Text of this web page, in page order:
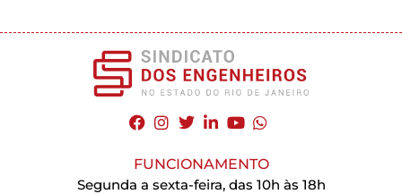
FUNCIONAMENTO
Segunda a sexta-feira, das 10h às 18h